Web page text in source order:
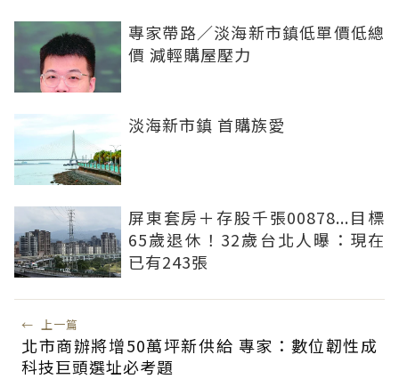
專家帶路／淡海新市鎮低單價低總
價 減輕購屋壓力
淡海新市鎮 首購族愛
屏東套房＋存股千張00878...目標
65歲退休！32歲台北人曝：現在
已有243張
← 上一篇
北市商辦將增50萬坪新供給 專家：數位韌性成
科技巨頭選址必考題